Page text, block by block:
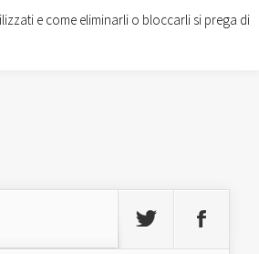
e come eliminarli o bloccarli si prega di